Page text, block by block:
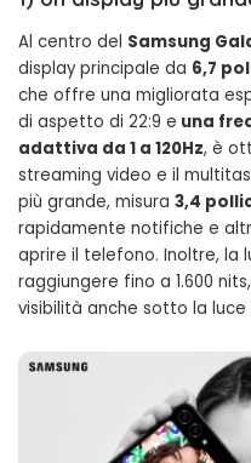
Al centro del Samsung
display principale da 6,7
che offre una migliorata
di aspetto di 22:9 e una
adattiva da 1 a 120Hz, è
streaming video e il
più grande, misura 3,4
rapidamente notifiche e
aprire il telefono. Inoltre, la
raggiungere fino a 1.600
visibilità anche sotto la luce